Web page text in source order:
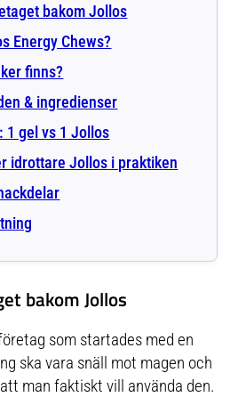
bakom Jollos
Energy Chews?
finns?
& ingredienser
1 gel vs 1 Jollos
idrottare Jollos i praktiken
bakom Jollos
som startades med en
ska vara snäll mot magen och
man faktiskt vill använda den.